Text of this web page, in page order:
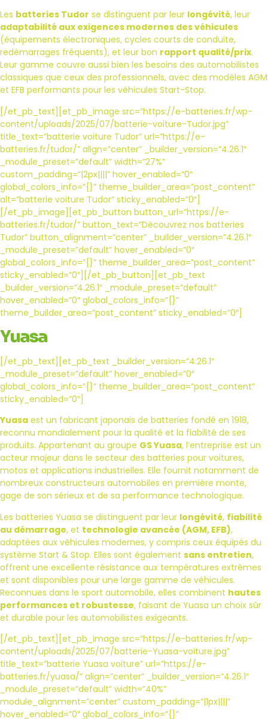
Les batteries Tudor se distinguent par leur longévité, leur
adaptabilité aux exigences modernes des véhicules
(équipements électroniques, cycles courts de conduite,
redémarrages fréquents), et leur bon rapport qualité/prix.
Leur gamme couvre aussi bien les besoins des automobilistes
classiques que ceux des professionnels, avec des modèles AGM
et EFB performants pour les véhicules Start-Stop.
[/et_pb_text][et_pb_image src=”https://e-batteries.fr/wp-
content/uploads/2025/07/batterie-voiture-Tudor.jpg”
title_text=”batterie voiture Tudor” url=”https://e-
batteries.fr/tudor/” align=”center” _builder_version=”4.26.1″
_module_preset=”default” width=”27%”
custom_padding=”|2px||||” hover_enabled=”0″
global_colors_info=”{}” theme_builder_area=”post_content”
alt=”batterie voiture Tudor” sticky_enabled=”0″]
[/et_pb_image][et_pb_button button_url=”https://e-
batteries.fr/tudor/” button_text=”Découvrez nos batteries
Tudor” button_alignment=”center” _builder_version=”4.26.1″
_module_preset=”default” hover_enabled=”0″
global_colors_info=”{}” theme_builder_area=”post_content”
sticky_enabled=”0″][/et_pb_button][et_pb_text
_builder_version=”4.26.1″ _module_preset=”default”
hover_enabled=”0″ global_colors_info=”{}”
theme_builder_area=”post_content” sticky_enabled=”0″]
Yuasa
[/et_pb_text][et_pb_text _builder_version=”4.26.1″
_module_preset=”default” hover_enabled=”0″
global_colors_info=”{}” theme_builder_area=”post_content”
sticky_enabled=”0″]
Yuasa est un fabricant japonais de batteries fondé en 1918,
reconnu mondialement pour la qualité et la fiabilité de ses
produits. Appartenant au groupe GS Yuasa, l’entreprise est un
acteur majeur dans le secteur des batteries pour voitures,
motos et applications industrielles. Elle fournit notamment de
nombreux constructeurs automobiles en première monte,
gage de son sérieux et de sa performance technologique.
Les batteries Yuasa se distinguent par leur longévité, fiabilité
au démarrage, et technologie avancée (AGM, EFB),
adaptées aux véhicules modernes, y compris ceux équipés du
système Start & Stop. Elles sont également sans entretien,
offrent une excellente résistance aux températures extrêmes
et sont disponibles pour une large gamme de véhicules.
Reconnues dans le sport automobile, elles combinent hautes
performances et robustesse, faisant de Yuasa un choix sûr
et durable pour les automobilistes exigeants.
[/et_pb_text][et_pb_image src=”https://e-batteries.fr/wp-
content/uploads/2025/07/batterie-Yuasa-voiture.jpg”
title_text=”batterie Yuasa voiture” url=”https://e-
batteries.fr/yuasa/” align=”center” _builder_version=”4.26.1″
_module_preset=”default” width=”40%”
module_alignment=”center” custom_padding=”|1px||||”
hover_enabled=”0″ global_colors_info=”{}”